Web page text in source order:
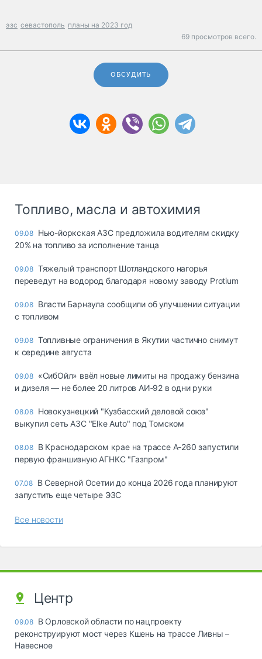
эзс севастополь планы на 2023 год
69 просмотров всего.
ОБСУДИТЬ
Топливо, масла и автохимия
09.08 Нью-йоркская АЗС предложила водителям скидку
20% на топливо за исполнение танца
09.08 Тяжелый транспорт Шотландского нагорья
переведут на водород благодаря новому заводу Protium
09.08 Власти Барнаула сообщили об улучшении ситуации
с топливом
09.08 Топливные ограничения в Якутии частично снимут
к середине августа
09.08 «СибОйл» ввёл новые лимиты на продажу бензина
и дизеля — не более 20 литров АИ‑92 в одни руки
08.08 Новокузнецкий "Кузбасский деловой союз"
выкупил сеть АЗС "Elke Auto" под Томском
08.08 В Краснодарском крае на трассе А-260 запустили
первую франшизную АГНКС "Газпром"
07.08 В Северной Осетии до конца 2026 года планируют
запустить еще четыре ЭЗС
Все новости
Центр
09.08 В Орловской области по нацпроекту
реконструируют мост через Кшень на трассе Ливны –
Навесное